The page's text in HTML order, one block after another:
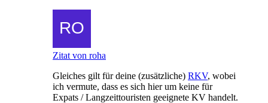
Zitat von roha
Gleiches gilt für deine (zusätzliche) RKV, wobei
ich vermute, dass es sich hier um keine für
Expats / Langzeittouristen geeignete KV handelt.